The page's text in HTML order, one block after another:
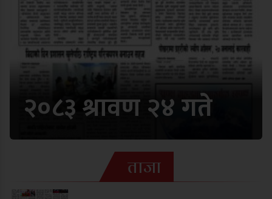
२०८३ श्रावण २४ गते
ताजा